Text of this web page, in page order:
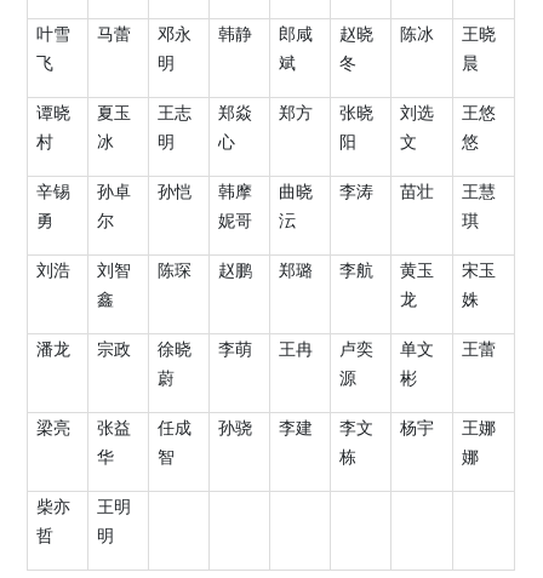
叶雪
飞
马蕾
邓永
明
韩静
郎咸
斌
赵晓
冬
陈冰
王晓
晨
谭晓
村
夏玉
冰
王志
明
郑焱
心
郑方
张晓
阳
刘选
文
王悠
悠
辛锡
勇
孙卓
尔
孙恺
韩摩
妮哥
曲晓
沄
李涛 苗壮
王慧
琪
刘浩
刘智
鑫
陈琛 赵鹏 郑璐 李航
黄玉
龙
宋玉
姝
潘龙 宗政
徐晓
蔚
李萌 王冉
卢奕
源
单文
彬
王蕾
梁亮
张益
华
任成
智
孙骁 李建
李文
栋
杨宇
王娜
娜
柴亦
哲
王明
明